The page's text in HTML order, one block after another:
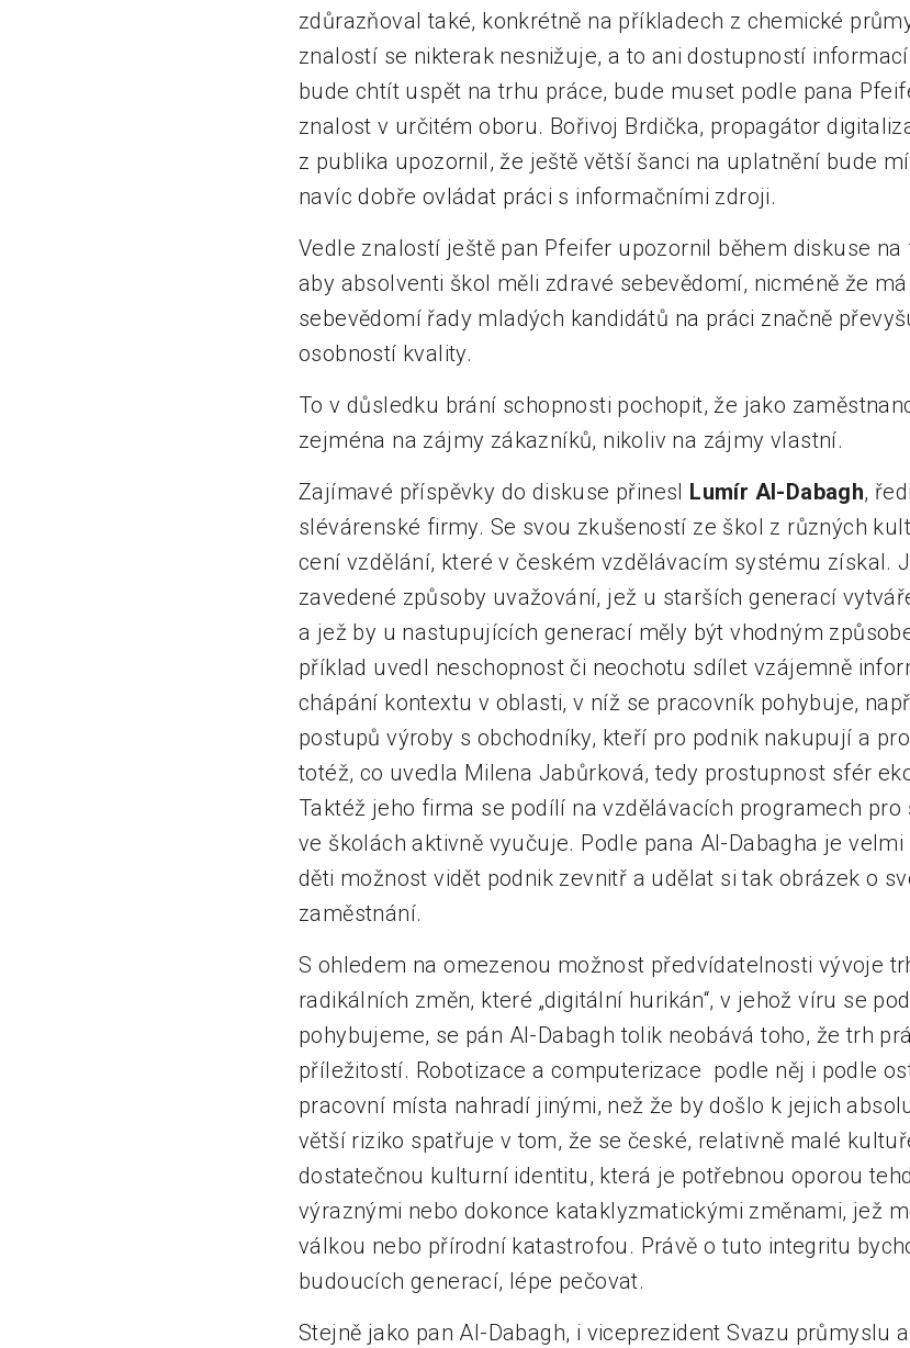
zdůrazňoval také, konkrétně na příkladech z chemické
znalostí se nikterak nesnižuje, a to ani dostupností
bude chtít uspět na trhu práce, bude muset podle pana
znalost v určitém oboru. Bořivoj Brdička, propagátor
z publika upozornil, že ještě větší šanci na uplatnění bude
navíc dobře ovládat práci s informačními zdroji.
Vedle znalostí ještě pan Pfeifer upozornil během diskuse na
aby absolventi škol měli zdravé sebevědomí, nicméně že
sebevědomí řady mladých kandidátů na práci značně
osobností kvality.
To v důsledku brání schopnosti pochopit, že jako
zejména na zájmy zákazníků, nikoliv na zájmy vlastní.
Zajímavé příspěvky do diskuse přinesl Lumír Al-Dabagh,
slévárenské firmy. Se svou zkušeností ze škol z různých
cení vzdělání, které v českém vzdělávacím systému získal.
zavedené způsoby uvažování, jež u starších generací
a jež by u nastupujících generací měly být vhodným
příklad uvedl neschopnost či neochotu sdílet vzájemně
chápání kontextu v oblasti, v níž se pracovník pohybuje,
postupů výroby s obchodníky, kteří pro podnik nakupují a
totéž, co uvedla Milena Jabůrková, tedy prostupnost sfér
Taktéž jeho firma se podílí na vzdělávacích programech pro
ve školách aktivně vyučuje. Podle pana Al-Dabagha je
děti možnost vidět podnik zevnitř a udělat si tak obrázek o
zaměstnání.
S ohledem na omezenou možnost předvídatelnosti vývoje
radikálních změn, které „digitální hurikán“, v jehož víru se
pohybujeme, se pán Al-Dabagh tolik neobává toho, že trh
příležitostí. Robotizace a computerizace podle něj i podle
pracovní místa nahradí jinými, než že by došlo k jejich
větší riziko spatřuje v tom, že se české, relativně malé
dostatečnou kulturní identitu, která je potřebnou oporou
výraznými nebo dokonce kataklyzmatickými změnami, jež
válkou nebo přírodní katastrofou. Právě o tuto integritu
budoucích generací, lépe pečovat.
Stejně jako pan Al-Dabagh, i viceprezident Svazu průmyslu